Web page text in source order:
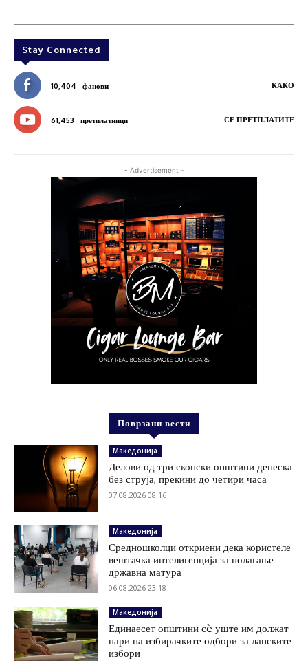
Stay Connected
10,404 фанови КАКО
61,453 претплатници СЕ ПРЕТПЛАТИТЕ
- Advertisement -
Поврзани вести
Македонија
Делови од три скопски општини денеска
без струја, прекини до четири часа
07.08.2026 08:16
Македонија
Средношколци откриени дека користеле
вештачка интелигенција за полагање
државна матура
06.08.2026 23:18
Македонија
Единаесет општини сè уште им должат
пари на избирачките одбори за ланските
избори